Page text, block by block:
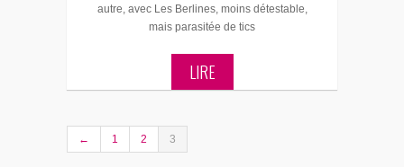
autre, avec Les Berlines, moins détestable,
mais parasitée de tics
LIRE
← 1 2 3